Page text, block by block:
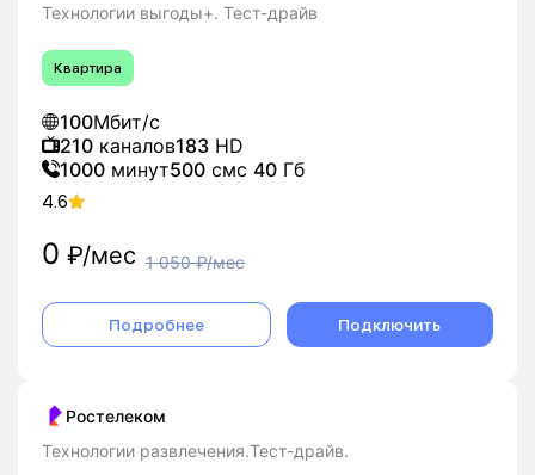
Технологии выгоды+. Тест-драйв
Квартира
100Мбит/с
210 каналов183 HD
1000 минут500 смс 40 Гб
4.6
0 ₽/мес 1 050₽/мес
Подробнее Подключить
Ростелеком
Технологии развлечения.Тест-драйв.